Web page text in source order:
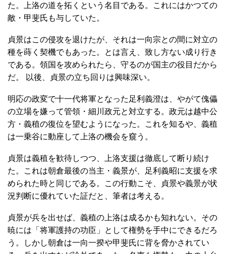
た。上洛の道を拓くという名目である。これにはかつての
敵・甲斐氏も与していた。
貞景はこの侵攻を退けたが、それは一向宗との間に対立の
種を蒔く契機でもあった。とは言え、致し方ない成り行き
である。領国を攻められたら、守るのが国主の役目だから
だ。 以後、貞景の立ち回りは興味深い。
明応の政変で十一代将軍となった足利義澄は、やがて傀儡
の立場を嫌って管領・細川政元と対立する。政元は越中公
方・義稙の復位を望むようになった。これを知るや、義稙
は一乗谷に動座して上洛の機会を窺う。
貞景は義稙を歓待しつつ、上洛支援は徹底して断り続け
た。これは朝倉最後の当主・義景が、足利義昭に支援を求
められた時と同じである。この行動こそ、貞景や義景が状
況判断に優れていた証だと、筆者は考える。
貞景が兵を出せば、義稙の上洛は成るかも知れない。その
暁には「将軍護持の功臣」として権勢を手中にできるだろ
う。しかし朝倉は一向一揆や甲斐氏に背を脅かされてい